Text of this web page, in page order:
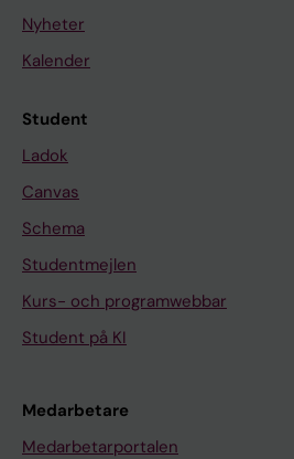
Nyheter
Kalender
Student
Ladok
Canvas
Schema
Studentmejlen
Kurs- och programwebbar
Student på KI
Medarbetare
Medarbetarportalen